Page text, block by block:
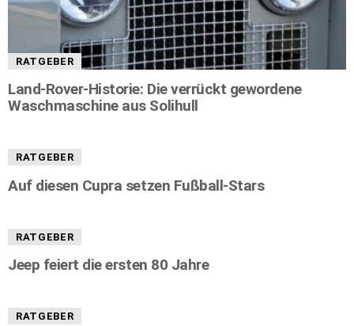
RATGEBER
Land-Rover-Historie: Die verrückt gewordene
Waschmaschine aus Solihull
RATGEBER
Auf diesen Cupra setzen Fußball-Stars
RATGEBER
Jeep feiert die ersten 80 Jahre
RATGEBER